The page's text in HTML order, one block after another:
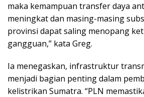
maka kemampuan transfer daya
meningkat dan masing-masing
provinsi dapat saling menopang
gangguan,” kata Greg.
Ia menegaskan, infrastruktur
menjadi bagian penting dalam
kelistrikan Sumatra. “PLN